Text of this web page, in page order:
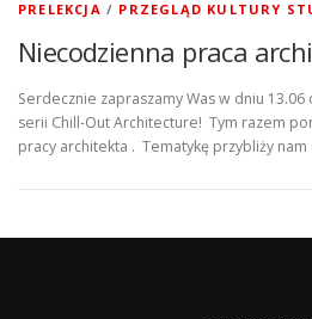
PRELEKCJA / PRZEGLĄD KULTURY
Niecodzienna praca
Serdecznie zapraszamy Was w dniu 13.06
serii Chill-Out Architecture! Tym razem
pracy architekta . Tematykę przybliży nam